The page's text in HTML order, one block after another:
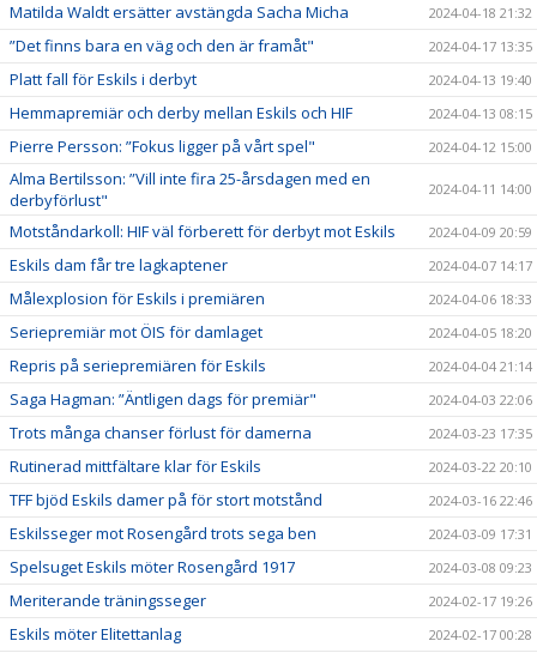
Matilda Waldt ersätter avstängda Sacha Micha 2024-04-18 21:32
”Det finns bara en väg och den är framåt" 2024-04-17 13:35
Platt fall för Eskils i derbyt 2024-04-13 19:40
Hemmapremiär och derby mellan Eskils och HIF 2024-04-13 08:15
Pierre Persson: ”Fokus ligger på vårt spel" 2024-04-12 15:00
Alma Bertilsson: ”Vill inte fira 25-årsdagen med en
derbyförlust"
2024-04-11 14:00
Motståndarkoll: HIF väl förberett för derbyt mot Eskils 2024-04-09 20:59
Eskils dam får tre lagkaptener 2024-04-07 14:17
Målexplosion för Eskils i premiären 2024-04-06 18:33
Seriepremiär mot ÖIS för damlaget 2024-04-05 18:20
Repris på seriepremiären för Eskils 2024-04-04 21:14
Saga Hagman: ”Äntligen dags för premiär" 2024-04-03 22:06
Trots många chanser förlust för damerna 2024-03-23 17:35
Rutinerad mittfältare klar för Eskils 2024-03-22 20:10
TFF bjöd Eskils damer på för stort motstånd 2024-03-16 22:46
Eskilsseger mot Rosengård trots sega ben 2024-03-09 17:31
Spelsuget Eskils möter Rosengård 1917 2024-03-08 09:23
Meriterande träningsseger 2024-02-17 19:26
Eskils möter Elitettanlag 2024-02-17 00:28